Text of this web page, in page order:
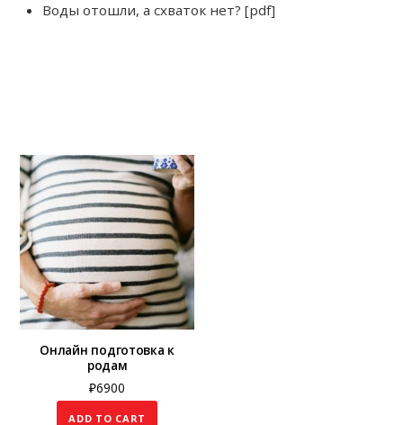
Воды отошли, а схваток нет? [pdf]
Онлайн подготовка к
родам
₽6900
ADD TO CART